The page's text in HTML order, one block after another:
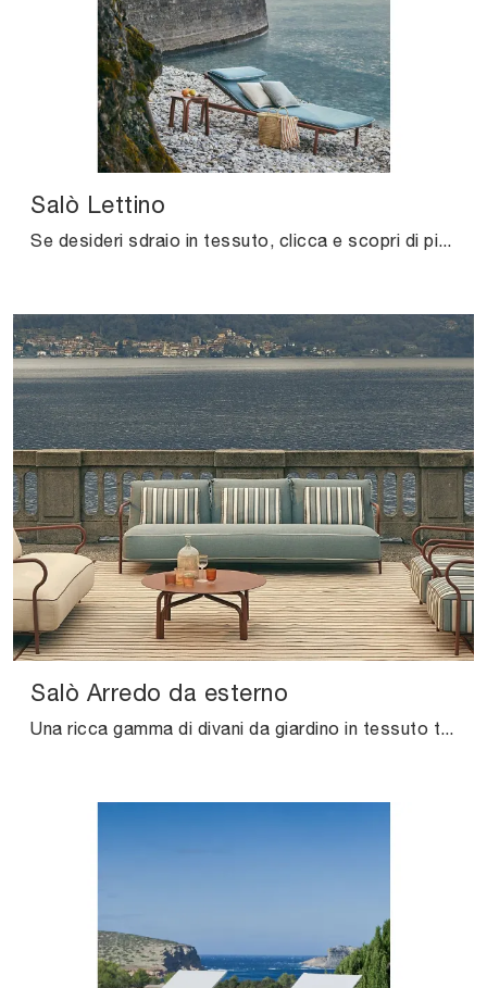
Salò Lettino
Se desideri sdraio in tessuto, clicca e scopri di più sul modello Salò Lettino del marchio Unopiu.
Salò Arredo da esterno
Una ricca gamma di divani da giardino in tessuto ti attende nel nostro showroom: clicca e scopri il modello Salò Arredo da esterno di Unopiu.